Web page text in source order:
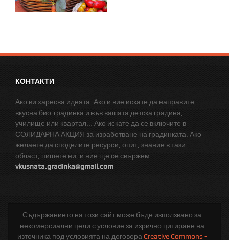
КОНТАКТИ
Ако ви харесва идеята. Ако и вие искате да направите
вкусна био-градинка и във вашата детска градина,
училище или квартал... Ако искате да се включите в
СОЛИДАРНА АКЦИЯ за изработване на градинката. Ако
желаете да споделите ресурси, опит, знание в тази
област, пишете ни, и ние ще се свържем:
vkusnata.gradinka@gmail.com
Съдържанието на този сайт може бъде използвано за
некомерсиални цели с условие за изрично цитиране на
източника под условията на договора Creative Commons -